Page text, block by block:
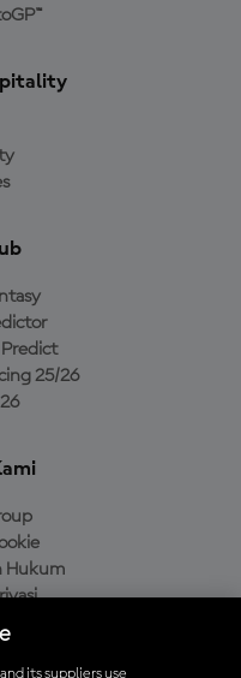
25/26
Hukum
its suppliers use